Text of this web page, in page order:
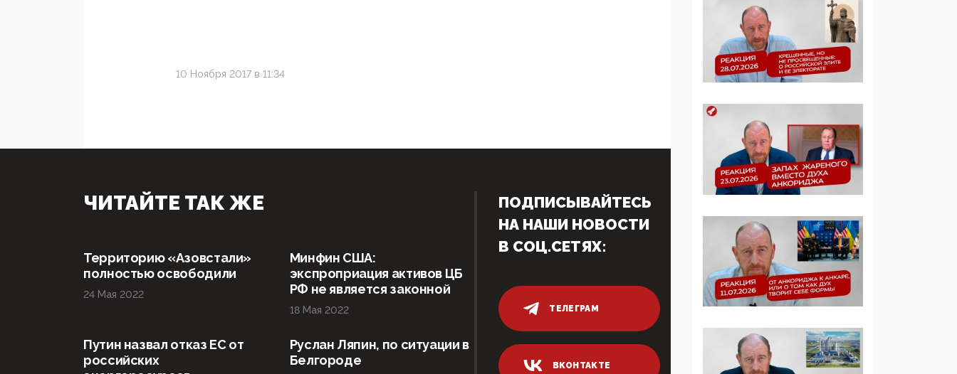
10 Ноября 2017 в 11:34
ЮНЕСКО в России, но
цифроглобалисты
продолжают
определять повестку в
образовании
09:43, 01 Июня 2026
5G за счет здоровья
граждан: Минцифры
намерено отобрать у
регионов и
муниципалитетов право
защищать жилые дома
и социальные объекты
от ЭМИ
05:58, 26 Мая 2026
Роскомнадзор
освободили от борца с
опасным контентом
07:39, 25 Мая 2026
ЧИТАЙТЕ ТАК ЖЕ
Территорию «Азовстали»
полностью освободили
24 Мая 2022
Минфин США:
экспроприация активов ЦБ
РФ не является законной
18 Мая 2022
Путин назвал отказ ЕС от
российских
Руслан Ляпин, по ситуации в
Белгороде
ПОДПИСЫВАЙТЕСЬ
НА НАШИ НОВОСТИ
В СОЦ.СЕТЯХ:
ТЕЛЕГРАМ
ВКОНТАКТЕ